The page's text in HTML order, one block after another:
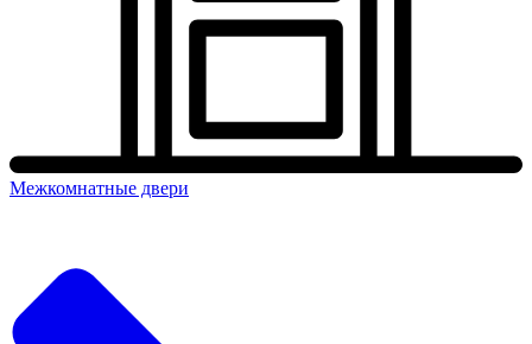
Межкомнатные двери